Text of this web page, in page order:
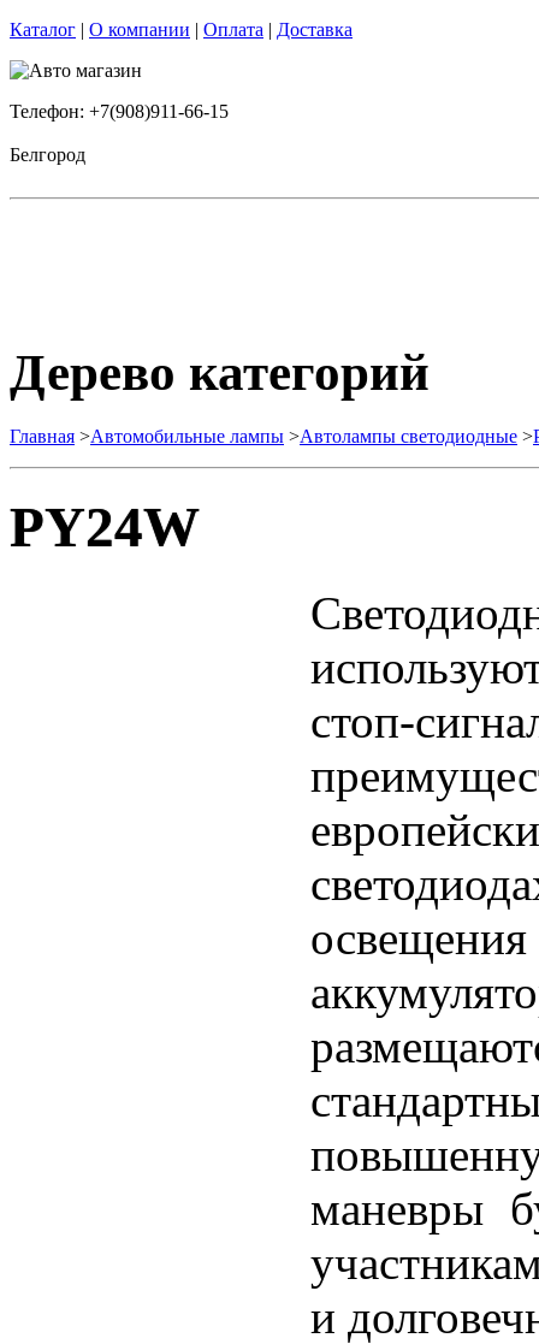
Каталог | О компании | Оплата | Доставка
Телефон: +7(908)911-66-15
Белгород
Дерево категорий
Главная >Автомобильные лампы >Автолампы светодиодные >
PY24W
стоп-
маневры
и